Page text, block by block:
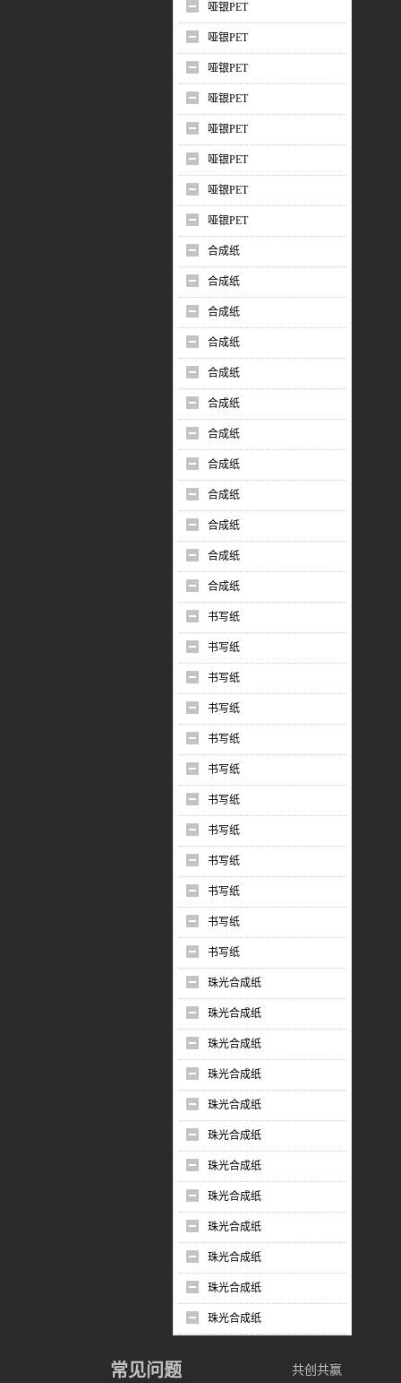
哑银PET
哑银PET
哑银PET
哑银PET
哑银PET
哑银PET
哑银PET
哑银PET
合成纸
合成纸
合成纸
合成纸
合成纸
合成纸
合成纸
合成纸
合成纸
合成纸
合成纸
合成纸
书写纸
书写纸
书写纸
书写纸
书写纸
书写纸
书写纸
书写纸
书写纸
书写纸
书写纸
书写纸
珠光合成纸
珠光合成纸
珠光合成纸
珠光合成纸
珠光合成纸
珠光合成纸
珠光合成纸
珠光合成纸
珠光合成纸
珠光合成纸
珠光合成纸
珠光合成纸
常见问题 共创共赢